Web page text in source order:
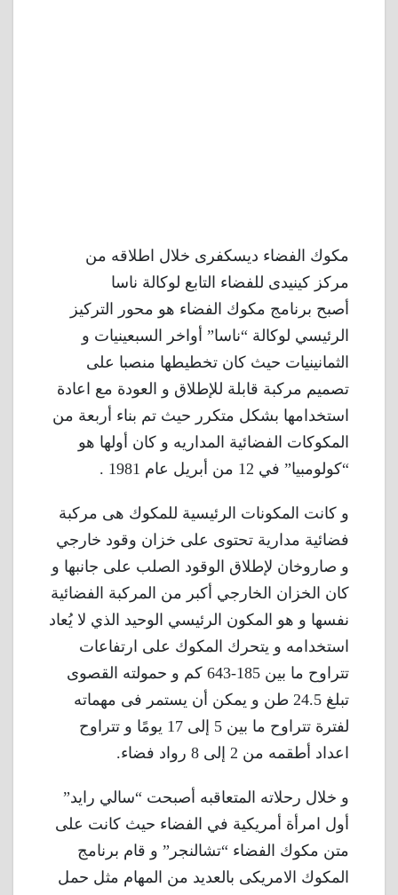
مكوك الفضاء ديسكفرى خلال اطلاقه من
مركز كينيدى للفضاء التابع لوكالة ناسا
أصبح برنامج مكوك الفضاء هو محور التركيز
الرئيسي لوكالة “ناسا” أواخر السبعينيات و
الثمانينيات حيث كان تخطيطها منصبا على
تصميم مركبة قابلة للإطلاق و العودة مع اعادة
استخدامها بشكل متكرر حيث تم بناء أربعة من
المكوكات الفضائية المداريه و كان أولها هو
“كولومبيا” في 12 من أبريل عام 1981 .
و كانت المكونات الرئيسية للمكوك هى مركبة
فضائية مدارية تحتوى على خزان وقود خارجي
و صاروخان لإطلاق الوقود الصلب على جانبها و
كان الخزان الخارجي أكبر من المركبة الفضائية
نفسها و هو المكون الرئيسي الوحيد الذي لا يُعاد
استخدامه و يتحرك المكوك على ارتفاعات
تتراوح ما بين 185-643 كم و حمولته القصوى
تبلغ 24.5 طن و يمكن أن يستمر فى مهماته
لفترة تتراوح ما بين 5 إلى 17 يومًا و تتراوح
اعداد أطقمه من 2 إلى 8 رواد فضاء.
و خلال رحلاته المتعاقبه أصبحت “سالي رايد”
أول امرأة أمريكية في الفضاء حيث كانت على
متن مكوك الفضاء “تشالنجر” و قام برنامج
المكوك الامريكى بالعديد من المهام مثل حمل